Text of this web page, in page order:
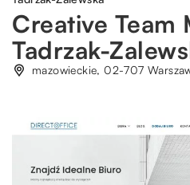
Creative Team
Tadrzak-
mazowieckie, 02-707